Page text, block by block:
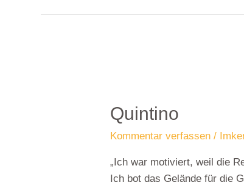
Quintino
Kommentar verfassen /
„Ich war motiviert, weil die
Ich bot das Gelände für die